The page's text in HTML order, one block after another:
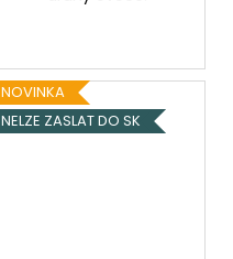
NOVINKA
NELZE ZASLAT DO SK